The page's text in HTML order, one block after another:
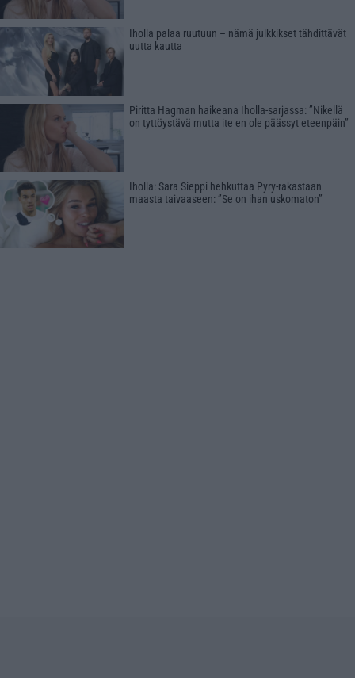
Iholla palaa ruutuun – nämä julkkikset tähdittävät
uutta kautta
Piritta Hagman haikeana Iholla-sarjassa: ”Nikellä
on tyttöystävä mutta ite en ole päässyt eteenpäin”
Iholla: Sara Sieppi hehkuttaa Pyry-rakastaan
maasta taivaaseen: ”Se on ihan uskomaton”